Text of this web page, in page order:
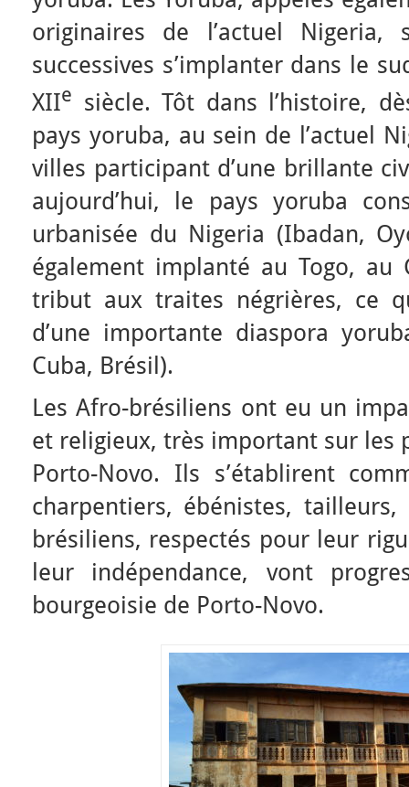
originaires de l’actuel Nigeria,
successives s’implanter dans le
XIIe siècle. Tôt dans l’histoire,
pays yoruba, au sein de l’actuel
villes participant d’une brillante
aujourd’hui, le pays yoruba
urbanisée du Nigeria (Ibadan,
également implanté au Togo,
tribut aux traites négrières, ce
d’une importante diaspora
Cuba, Brésil).
Les Afro-brésiliens ont eu un
et religieux, très important sur les
Porto-Novo. Ils s’établirent
charpentiers, ébénistes,
brésiliens, respectés pour leur
leur indépendance, vont
bourgeoisie de Porto-Novo.